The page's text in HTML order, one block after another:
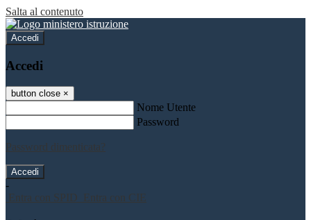
Salta al contenuto
Accedi
Accedi
button close ×
Nome Utente
Password
Password dimenticata?
-
Entra con SPID
Entra con CIE